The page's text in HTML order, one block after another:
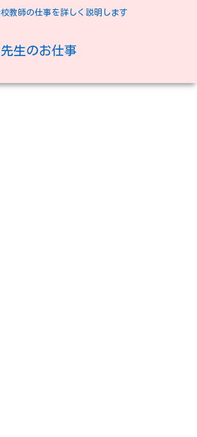
教師の仕事を詳しく説明します
先生のお仕事